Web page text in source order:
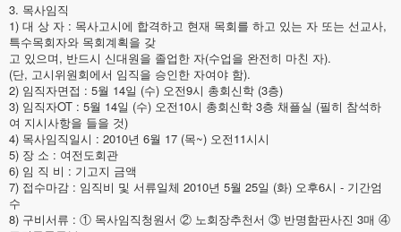
3. 목사임직
1) 대 상 자 : 목사고시에 합격하고 현재 목회를 하고 있는 자 또는 선교사,
특수목회자와 목회계획을 갖
고 있으며, 반드시 신대원을 졸업한 자(수업을 완전히 마친 자).
(단, 고시위원회에서 임직을 승인한 자여야 함).
2) 임직자면접 : 5월 14일 (수) 오전9시 총회신학 (3층)
3) 임직자OT : 5월 14일 (수) 오전10시 총회신학 3층 채플실 (필히 참석하
여 지시사항을 들을 것)
4) 목사임직일시 : 2010년 6월 17 (목~) 오전11시시
5) 장 소 : 여전도회관
6) 임 직 비 : 기고지 금액
7) 접수마감 : 임직비 및 서류일체 2010년 5월 25일 (화) 오후6시 - 기간엄
수
8) 구비서류 : ① 목사임직청원서 ② 노회장추천서 ③ 반명함판사진 3매 ④